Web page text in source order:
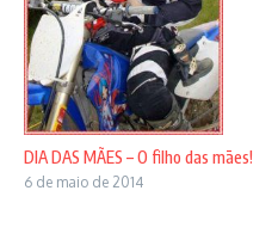
DIA DAS MÃES – O filho das mães!
6 de maio de 2014